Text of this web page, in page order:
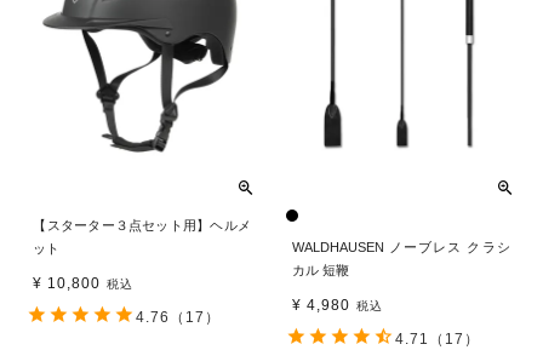
【スターター３点セット用】ヘルメ
ット
¥ 10,800 税込
4.76 （17）
WALDHAUSEN ノーブレス クラシ
カル 短鞭
¥ 4,980 税込
4.71 （17）